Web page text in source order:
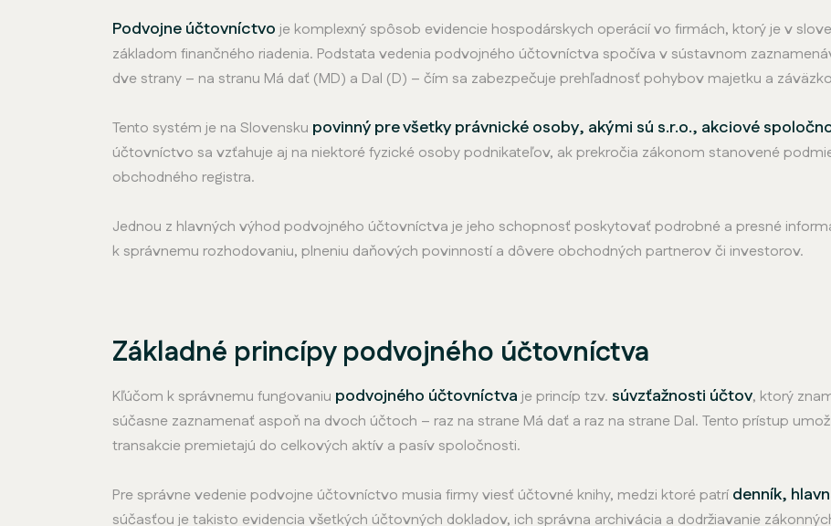
Podvojne účtovníctvo je komplexný spôsob evidencie hospodárskych operácií vo firmách, ktorý je v
základom finančného riadenia. Podstata vedenia podvojného účtovníctva spočíva v sústavnom
dve strany – na stranu Má dať (MD) a Dal (D) – čím sa zabezpečuje prehľadnosť pohybov majetku a
Tento systém je na Slovensku povinný pre všetky právnické osoby, akými sú s.r.o., akciové
účtovníctvo sa vzťahuje aj na niektoré fyzické osoby podnikateľov, ak prekročia zákonom stanovené
obchodného registra.
Jednou z hlavných výhod podvojného účtovníctva je jeho schopnosť poskytovať podrobné a presné
k správnemu rozhodovaniu, plneniu daňových povinností a dôvere obchodných partnerov či investorov.
Základné princípy podvojného účtovníctva
Kľúčom k správnemu fungovaniu podvojného účtovníctva je princíp tzv. súvzťažnosti účtov, ktorý
súčasne zaznamenať aspoň na dvoch účtoch – raz na strane Má dať a raz na strane Dal. Tento prístup
transakcie premietajú do celkových aktív a pasív spoločnosti.
Pre správne vedenie podvojne účtovníctvo musia firmy viesť účtovné knihy, medzi ktoré patrídenník,
súčasťou je takisto evidencia všetkých účtovných dokladov, ich správna archivácia a dodržiavanie